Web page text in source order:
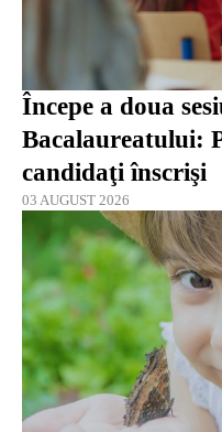
Începe a doua
Bacalaureatului:
candidaţi înscrişi
03 AUGUST 2026